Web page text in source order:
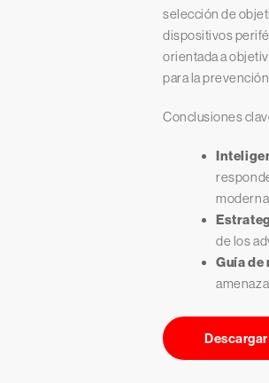
selección de
dispositivos
orientada a
para la
Conclusiones
de los
Guía de
Descargar